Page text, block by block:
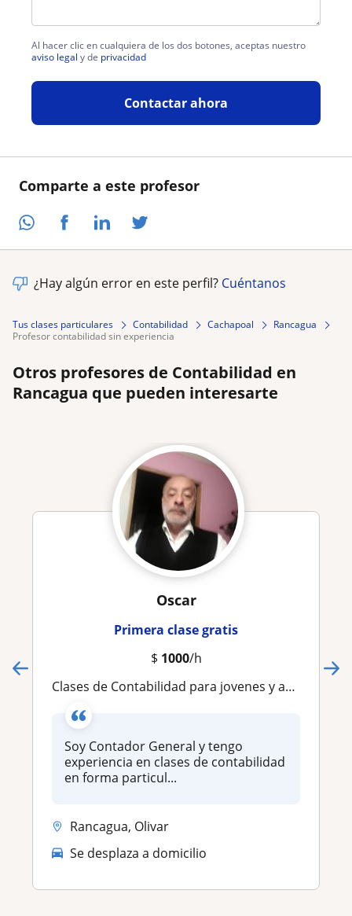
Comparte a este profesor
Al hacer clic en cualquiera de los dos botones, aceptas nuestro
aviso legal y de privacidad
Contactar ahora
¿Hay algún error en este perfil? Cuéntanos
Tus clases particulares Contabilidad Cachapoal
Rancagua
profesor contabilidad sin experiencia
Otros profesores de Contabilidad en
Rancagua que pueden interesarte
Oscar
Primera clase gratis
$ 1000/h
Clases de Contabilidad para jovenes y adultos
Soy Contador General y tengo
experiencia en clases de contabilidad
en forma particul...
Rancagua, Olivar
Se desplaza a domicilio